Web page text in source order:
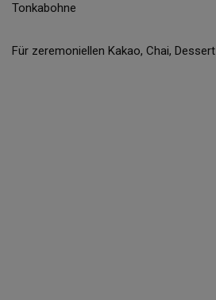
Tonkabohne
Für zeremoniellen Kakao, Chai, Dessert